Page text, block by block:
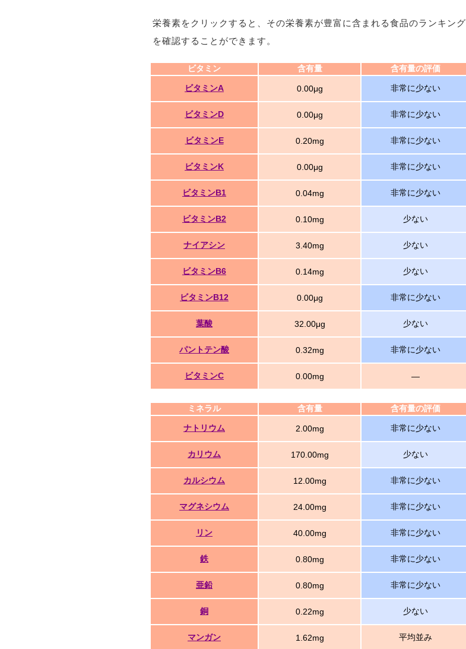
栄養素をクリックすると、その栄養素が豊富に含まれる食品のランキング
を確認することができます。
ビタミン 含有量 含有量の評価
ビタミンA 0.00μg 非常に少ない
ビタミンD 0.00μg 非常に少ない
ビタミンE 0.20mg 非常に少ない
ビタミンK 0.00μg 非常に少ない
ビタミンB1 0.04mg 非常に少ない
ビタミンB2 0.10mg 少ない
ナイアシン 3.40mg 少ない
ビタミンB6 0.14mg 少ない
ビタミンB12 0.00μg 非常に少ない
葉酸 32.00μg 少ない
パントテン酸 0.32mg 非常に少ない
ビタミンC 0.00mg ―
ミネラル 含有量 含有量の評価
ナトリウム 2.00mg 非常に少ない
カリウム 170.00mg 少ない
カルシウム 12.00mg 非常に少ない
マグネシウム 24.00mg 非常に少ない
リン 40.00mg 非常に少ない
鉄 0.80mg 非常に少ない
亜鉛 0.80mg 非常に少ない
銅 0.22mg 少ない
マンガン 1.62mg 平均並み